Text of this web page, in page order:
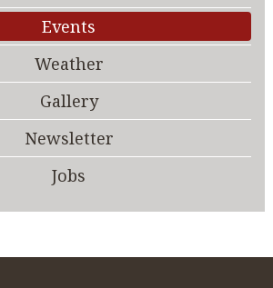
Events
Weather
Gallery
Newsletter
Jobs